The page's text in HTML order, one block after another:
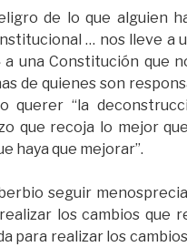
de lo que alguien
… nos lleve a
a una Constitución que
de quienes son
querer “la
que recoja lo mejor
haya que mejorar”.
seguir
los cambios que
para realizar los